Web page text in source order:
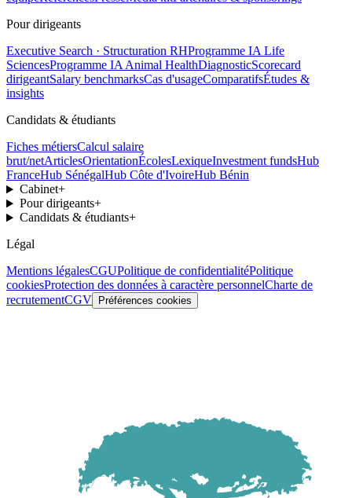
Pour dirigeants
Executive Search · Structuration RHProgramme IA Life
SciencesProgramme IA Animal HealthDiagnosticScorecard
dirigeantSalary benchmarksCas d'usageComparatifsÉtudes &
insights
Candidats & étudiants
Fiches métiersCalcul salaire
brut/netArticlesOrientationÉcolesLexiqueInvestment fundsHub
FranceHub SénégalHub Côte d'IvoireHub Bénin
Cabinet+
Pour dirigeants+
Candidats & étudiants+
Légal
Mentions légalesCGUPolitique de confidentialitéPolitique
cookiesProtection des données à caractère personnelCharte de
recrutementCGV Préférences cookies